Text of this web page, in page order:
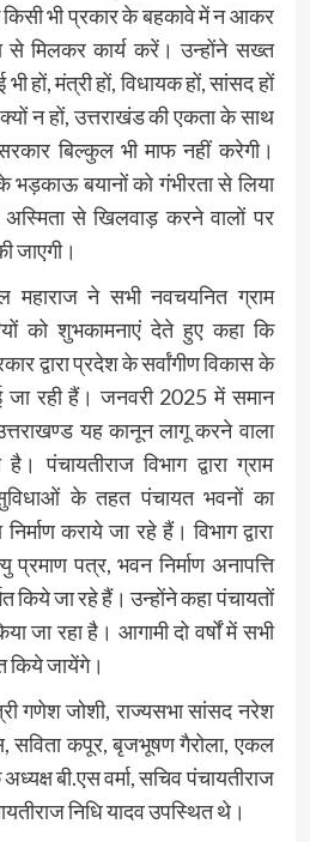
किसी भी प्रकार के बहकावे में न आकर
से मिलकर कार्य करें। उन्होंने सख्त
हों, मंत्री हों, विधायक हों, सांसद हों
न हों, उत्तराखंड की एकता के साथ
बिल्कुल भी माफ नहीं करेगी।
बयानों को गंभीरता से लिया
से खिलवाड़ करने वालों पर
जाएगी।
महाराज ने सभी नवचयनित ग्राम
को शुभकामनाएं देते हुए कहा कि
द्वारा प्रदेश के सर्वांगीण विकास के
रही हैं। जनवरी 2025 में समान
यह कानून लागू करने वाला
पंचायतीराज विभाग द्वारा ग्राम
के तहत पंचायत भवनों का
कराये जा रहे हैं। विभाग द्वारा
प्रमाण पत्र, भवन निर्माण अनापत्ति
किये जा रहे हैं। उन्होंने कहा पंचायतों
जा रहा है। आगामी दो वर्षों में सभी
किये जायेंगे।
गणेश जोशी, राज्यसभा सांसद नरेश
सविता कपूर, बृजभूषण गैरोला, एकल
बी.एस वर्मा, सचिव पंचायतीराज
निधि यादव उपस्थित थे।